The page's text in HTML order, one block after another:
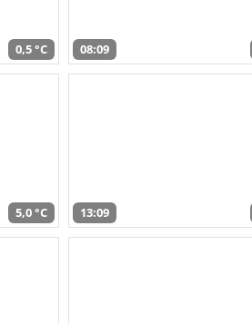
0,5 °C 08:09
5,0 °C 13:09